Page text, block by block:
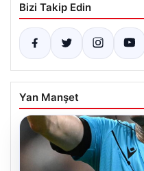
Bizi Takip Edin
Yan Manşet